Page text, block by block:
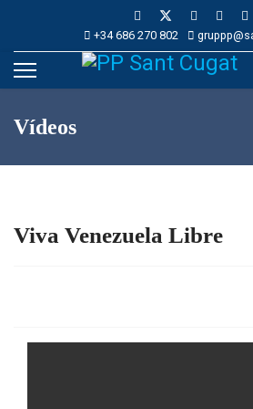
+34 686 270 802
Vídeos
Viva Venezuela Libre